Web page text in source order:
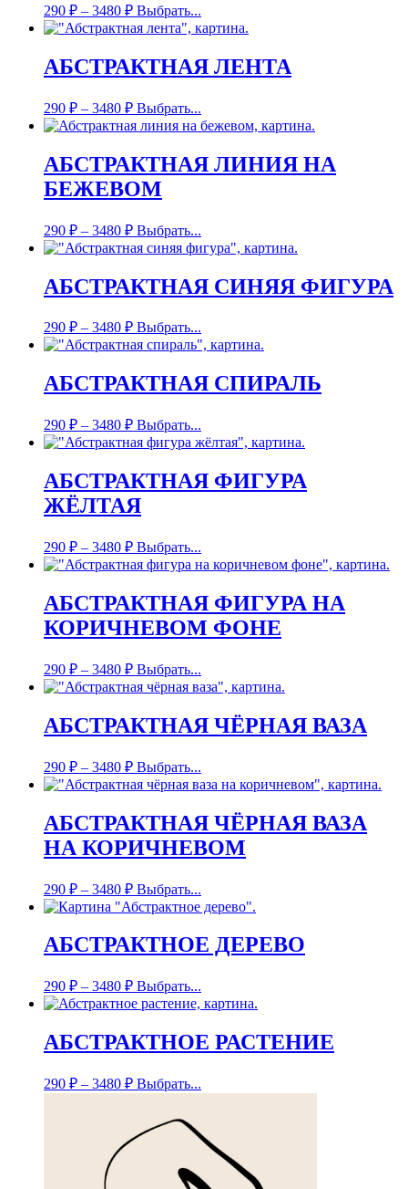
290 ₽ – 3480 ₽ Выбрать...
АБСТРАКТНАЯ ЛЕНТА
290 ₽ – 3480 ₽ Выбрать...
АБСТРАКТНАЯ ЛИНИЯ НА
БЕЖЕВОМ
290 ₽ – 3480 ₽ Выбрать...
АБСТРАКТНАЯ СИНЯЯ ФИГУРА
290 ₽ – 3480 ₽ Выбрать...
АБСТРАКТНАЯ СПИРАЛЬ
290 ₽ – 3480 ₽ Выбрать...
АБСТРАКТНАЯ ФИГУРА
ЖЁЛТАЯ
290 ₽ – 3480 ₽ Выбрать...
АБСТРАКТНАЯ ФИГУРА НА
КОРИЧНЕВОМ ФОНЕ
290 ₽ – 3480 ₽ Выбрать...
АБСТРАКТНАЯ ЧЁРНАЯ ВАЗА
290 ₽ – 3480 ₽ Выбрать...
АБСТРАКТНАЯ ЧЁРНАЯ ВАЗА
НА КОРИЧНЕВОМ
290 ₽ – 3480 ₽ Выбрать...
АБСТРАКТНОЕ ДЕРЕВО
290 ₽ – 3480 ₽ Выбрать...
АБСТРАКТНОЕ РАСТЕНИЕ
290 ₽ – 3480 ₽ Выбрать...